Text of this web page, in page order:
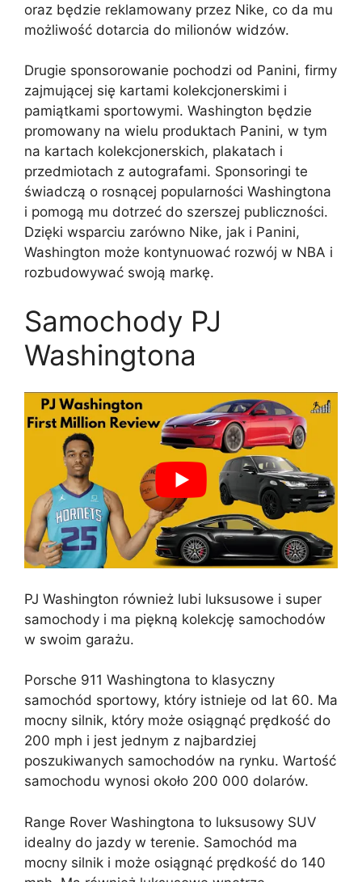
oraz będzie reklamowany przez Nike, co da mu
możliwość dotarcia do milionów widzów.
Drugie sponsorowanie pochodzi od Panini, firmy
zajmującej się kartami kolekcjonerskimi i
pamiątkami sportowymi. Washington będzie
promowany na wielu produktach Panini, w tym
na kartach kolekcjonerskich, plakatach i
przedmiotach z autografami. Sponsoringi te
świadczą o rosnącej popularności Washingtona
i pomogą mu dotrzeć do szerszej publiczności.
Dzięki wsparciu zarówno Nike, jak i Panini,
Washington może kontynuować rozwój w NBA i
rozbudowywać swoją markę.
Samochody PJ
Washingtona
PJ Washington również lubi luksusowe i super
samochody i ma piękną kolekcję samochodów
w swoim garażu.
Porsche 911 Washingtona to klasyczny
samochód sportowy, który istnieje od lat 60. Ma
mocny silnik, który może osiągnąć prędkość do
200 mph i jest jednym z najbardziej
poszukiwanych samochodów na rynku. Wartość
samochodu wynosi około 200 000 dolarów.
Range Rover Washingtona to luksusowy SUV
idealny do jazdy w terenie. Samochód ma
mocny silnik i może osiągnąć prędkość do 140